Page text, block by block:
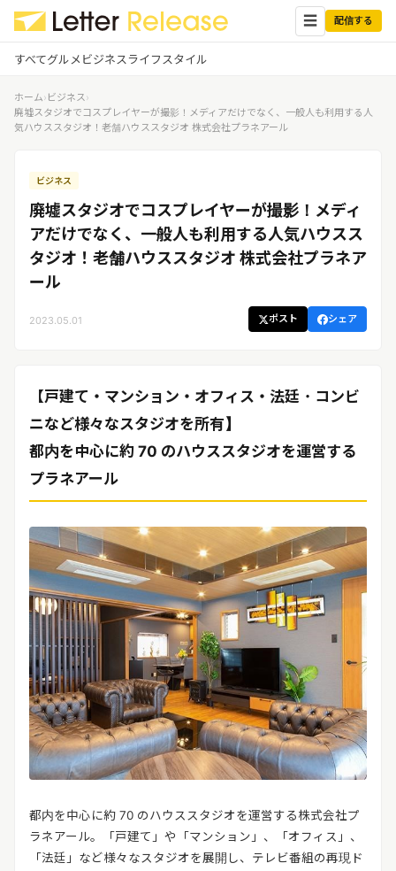
☰ 配信する
すべてグルメビジネスライフスタイル
グルメ
ビジネス
ライフスタイル
リリースを配信する
ログイン ✕
企業ユーザーでログイン
する
受信 レターリリース受信ユーザー
メディアユーザーでログインする
レターリリースを受信（メディア登
ホーム› ビジネス›
廃墟スタジオでコスプレイヤーが撮影！メディアだけでなく、一般人も利用する人
気ハウススタジオ！老舗ハウススタジオ 株式会社プラネアール
ビジネス
廃墟スタジオでコスプレイヤーが撮影！メディ
アだけでなく、一般人も利用する人気ハウスス
タジオ！老舗ハウススタジオ 株式会社プラネア
ール
2023.05.01 ポスト シェア
【戸建て・マンション・オフィス・法廷・コンビ
ニなど様々なスタジオを所有】
都内を中心に約 70 のハウススタジオを運営する
プラネアール
都内を中心に約 70 のハウススタジオを運営する株式会社プ
ラネアール。「戸建て」や「マンション」、「オフィス」、
「法廷」など様々なスタジオを展開し、テレビ番組の再現ド